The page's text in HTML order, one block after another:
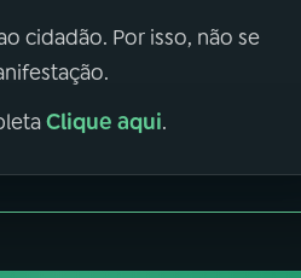
cidadão. Por isso, não se
Clique aqui.